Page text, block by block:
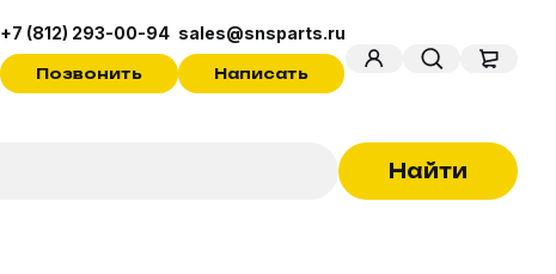
+7 (812) 293-00-94
Позвонить
sales@snsparts.ru
Написать
Найти